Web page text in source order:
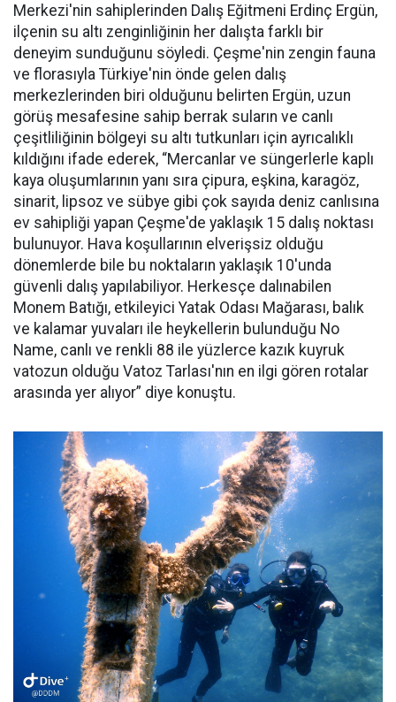
Merkezi'nin sahiplerinden Dalış Eğitmeni Erdinç Ergün,
ilçenin su altı zenginliğinin her dalışta farklı bir
deneyim sunduğunu söyledi. Çeşme'nin zengin fauna
ve florasıyla Türkiye'nin önde gelen dalış
merkezlerinden biri olduğunu belirten Ergün, uzun
görüş mesafesine sahip berrak suların ve canlı
çeşitliliğinin bölgeyi su altı tutkunları için ayrıcalıklı
kıldığını ifade ederek, “Mercanlar ve süngerlerle kaplı
kaya oluşumlarının yanı sıra çipura, eşkina, karagöz,
sinarit, lipsoz ve sübye gibi çok sayıda deniz canlısına
ev sahipliği yapan Çeşme'de yaklaşık 15 dalış noktası
bulunuyor. Hava koşullarının elverişsiz olduğu
dönemlerde bile bu noktaların yaklaşık 10'unda
güvenli dalış yapılabiliyor. Herkesçe dalınabilen
Monem Batığı, etkileyici Yatak Odası Mağarası, balık
ve kalamar yuvaları ile heykellerin bulunduğu No
Name, canlı ve renkli 88 ile yüzlerce kazık kuyruk
vatozun olduğu Vatoz Tarlası'nın en ilgi gören rotalar
arasında yer alıyor” diye konuştu.